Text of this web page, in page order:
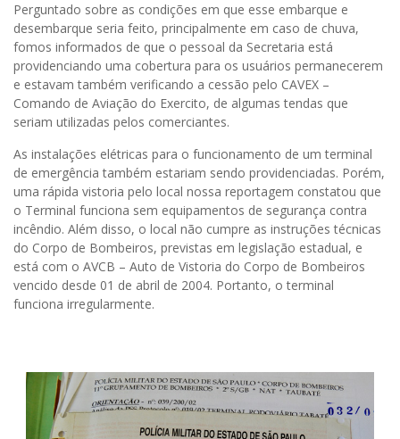
Perguntado sobre as condições em que esse embarque e
desembarque seria feito, principalmente em caso de chuva,
fomos informados de que o pessoal da Secretaria está
providenciando uma cobertura para os usuários permanecerem
e estavam também verificando a cessão pelo CAVEX –
Comando de Aviação do Exercito, de algumas tendas que
seriam utilizadas pelos comerciantes.
As instalações elétricas para o funcionamento de um terminal
de emergência também estariam sendo providenciadas. Porém,
uma rápida vistoria pelo local nossa reportagem constatou que
o Terminal funciona sem equipamentos de segurança contra
incêndio. Além disso, o local não cumpre as instruções técnicas
do Corpo de Bombeiros, previstas em legislação estadual, e
está com o AVCB – Auto de Vistoria do Corpo de Bombeiros
vencido desde 01 de abril de 2004. Portanto, o terminal
funciona irregularmente.